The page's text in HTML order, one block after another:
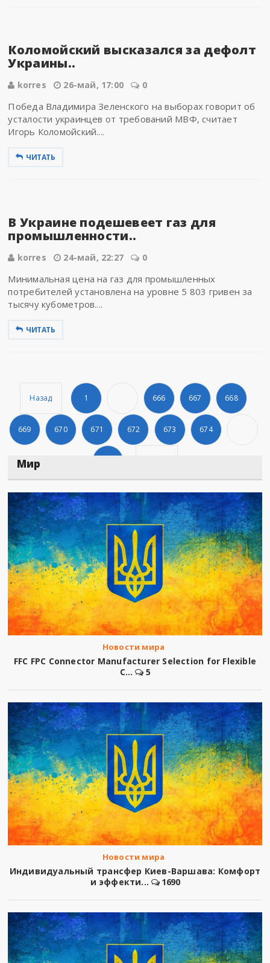
Коломойский высказался за дефолт
Украины..
korres 26-май, 17:00 0
Победа Владимира Зеленского на выборах говорит об
усталости украинцев от требований МВФ, считает
Игорь Коломойский....
ЧИТАТЬ
В Украине подешевеет газ для
промышленности..
korres 24-май, 22:27 0
Минимальная цена на газ для промышленных
потребителей установлена на уровне 5 803 гривен за
тысячу кубометров....
ЧИТАТЬ
Назад 1 666 667 668
669 670 671 672 673 674
Мир
Новости мира
FFC FPC Connector Manufacturer Selection for Flexible
C...
5
Новости мира
Индивидуальный трансфер Киев-Варшава: Комфорт
и эффекти...
1690